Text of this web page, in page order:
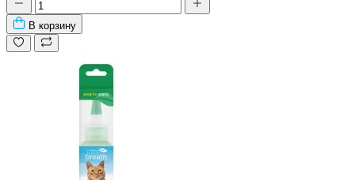
В корзину